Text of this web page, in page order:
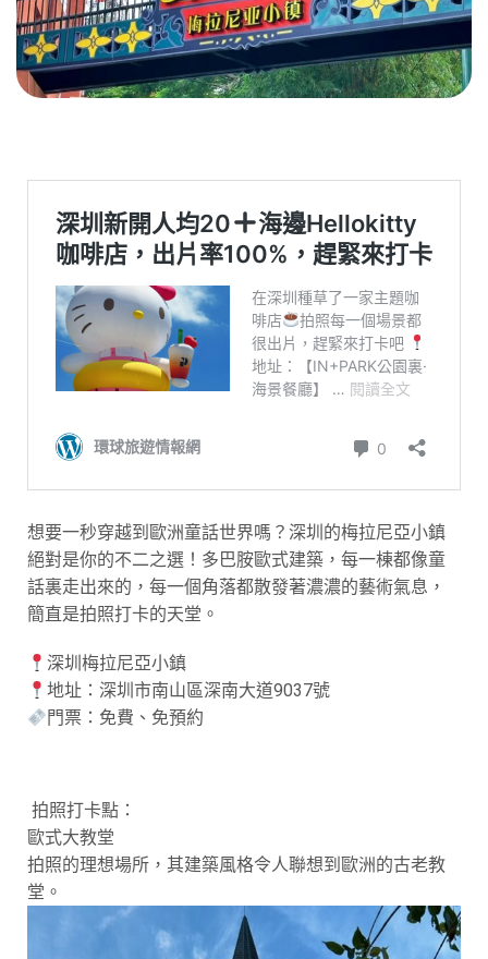
想要一秒穿越到歐洲童話世界嗎？深圳的梅拉尼亞小鎮
絕對是你的不二之選！多巴胺歐式建築，每一棟都像童
話裏走出來的，每一個角落都散發著濃濃的藝術氣息，
簡直是拍照打卡的天堂。
深圳梅拉尼亞小鎮
地址：深圳市南山區深南大道9037號
門票：免費、免預約
拍照打卡點：
歐式大教堂
拍照的理想場所，其建築風格令人聯想到歐洲的古老教
堂。